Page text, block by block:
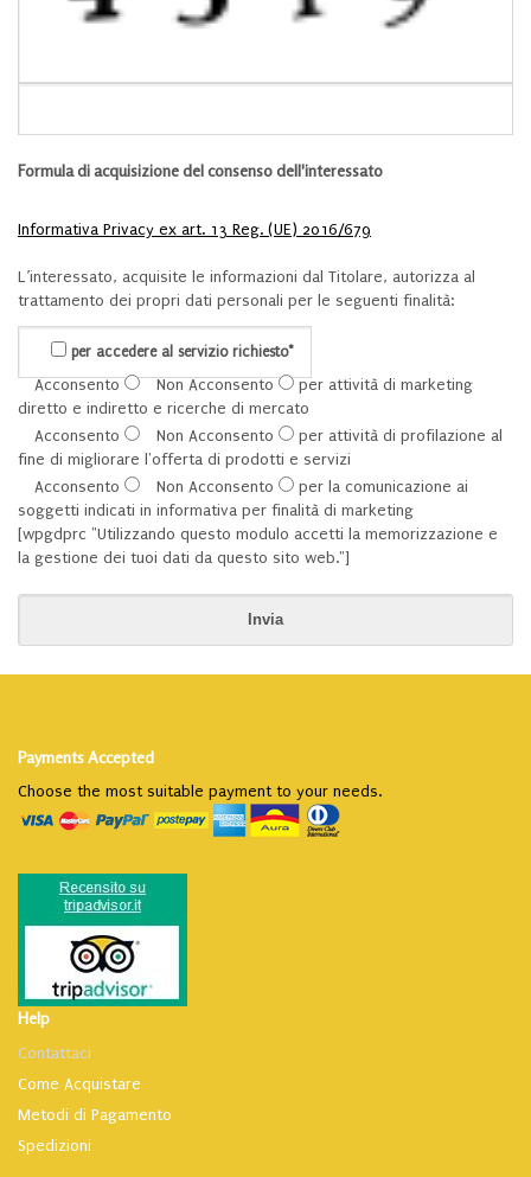
Formula di acquisizione del consenso dell'interessato
Informativa Privacy ex art. 13 Reg. (UE) 2016/679
L’interessato, acquisite le informazioni dal Titolare, autorizza al
trattamento dei propri dati personali per le seguenti finalità:
per accedere al servizio richiesto*
Acconsento Non Acconsento
per attività di marketing
diretto e indiretto e ricerche di mercato
Acconsento
Non Acconsento
per attività di profilazione al
fine di migliorare l'offerta di prodotti e servizi
Acconsento
Non Acconsento
per la comunicazione ai
soggetti indicati in informativa per finalità di marketing
[wpgdprc "Utilizzando questo modulo accetti la memorizzazione e
la gestione dei tuoi dati da questo sito web."]
Payments Accepted
Choose the most suitable payment to your needs.
Help
Contattaci
Come Acquistare
Metodi di Pagamento
Spedizioni